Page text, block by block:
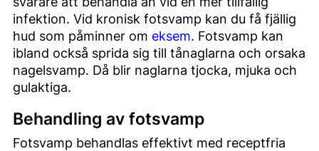
infektion. Vid kronisk fotsvamp kan du få fjällig
hud som påminner om eksem. Fotsvamp kan
ibland också sprida sig till tånaglarna och orsaka
nagelsvamp. Då blir naglarna tjocka, mjuka och
gulaktiga.
Behandling av fotsvamp
Fotsvamp behandlas effektivt med receptfria